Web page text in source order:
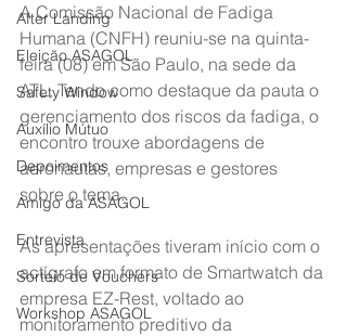
After Landing
Eleição ASAGOL
Safety Window
Auxílio Mútuo
Depoimentos
Amigo da ASAGOL
Entrevista
Sorteio de Vouchers
Workshop ASAGOL
A Comissão Nacional de Fadiga
Humana (CNFH) reuniu-se na quinta-
feira (08) em São Paulo, na sede da
ATL. Tendo como destaque da pauta o
gerenciamento dos riscos da fadiga, o
encontro trouxe abordagens de
aeronautas, empresas e gestores
sobre o tema.
As apresentações tiveram início com o
actígrafo em formato de Smartwatch da
empresa EZ-Rest, voltado ao
monitoramento preditivo da